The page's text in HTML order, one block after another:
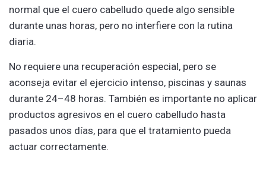
normal que el cuero cabelludo quede algo sensible
durante unas horas, pero no interfiere con la rutina
diaria.
No requiere una recuperación especial, pero se
aconseja evitar el ejercicio intenso, piscinas y saunas
durante 24–48 horas. También es importante no aplicar
productos agresivos en el cuero cabelludo hasta
pasados unos días, para que el tratamiento pueda
actuar correctamente.